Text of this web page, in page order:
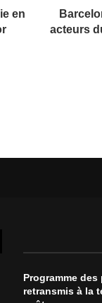
en
acteurs
Programme
retransmis à la